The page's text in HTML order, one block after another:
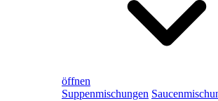
öffnen
Suppenmischungen